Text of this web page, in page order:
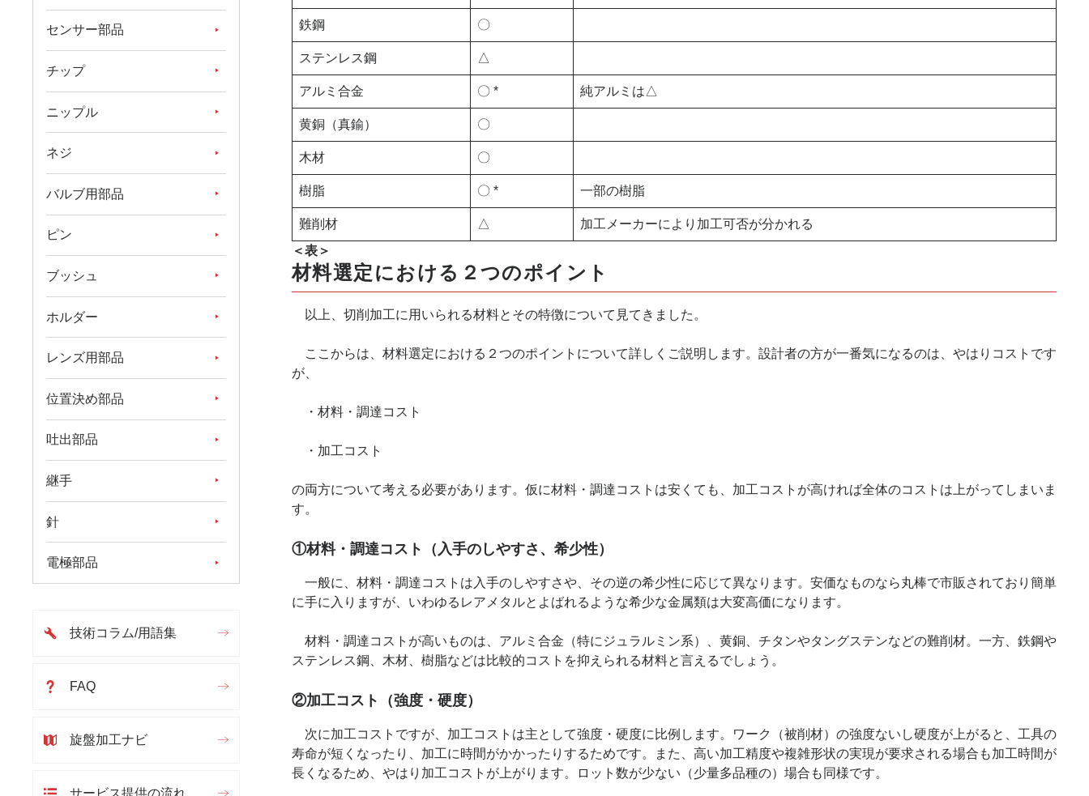
センサー部品
チップ
ニップル
ネジ
バルブ用部品
ピン
ブッシュ
ホルダー
レンズ用部品
位置決め部品
吐出部品
継手
針
電極部品
技術コラム/用語集
FAQ
旋盤加工ナビ
サービス提供の流れ
鉄鋼 〇
ステンレス鋼 △
アルミ合金 〇 * 純アルミは△
黄銅（真鍮） 〇
木材 〇
樹脂 〇 * 一部の樹脂
難削材 △
加工メーカーにより加工可否が分かれる
＜表＞
材料選定における２つのポイント
以上、切削加工に用いられる材料とその特徴について見てきました。
ここからは、材料選定における２つのポイントについて詳しくご説明します。設計者の方が一番気になるのは、やはりコストです
が、
・材料・調達コスト
・加工コスト
の両方について考える必要があります。仮に材料・調達コストは安くても、加工コストが高ければ全体のコストは上がってしまいま
す。
①材料・調達コスト（入手のしやすさ、希少性）
一般に、材料・調達コストは入手のしやすさや、その逆の希少性に応じて異なります。安価なものなら丸棒で市販されており簡単
に手に入りますが、いわゆるレアメタルとよばれるような希少な金属類は大変高価になります。
材料・調達コストが高いものは、アルミ合金（特にジュラルミン系）、黄銅、チタンやタングステンなどの難削材。一方、鉄鋼や
ステンレス鋼、木材、樹脂などは比較的コストを抑えられる材料と言えるでしょう。
②加工コスト（強度・硬度）
次に加工コストですが、加工コストは主として強度・硬度に比例します。ワーク（被削材）の強度ないし硬度が上がると、工具の
寿命が短くなったり、加工に時間がかかったりするためです。また、高い加工精度や複雑形状の実現が要求される場合も加工時間が
長くなるため、やはり加工コストが上がります。ロット数が少ない（少量多品種の）場合も同様です。